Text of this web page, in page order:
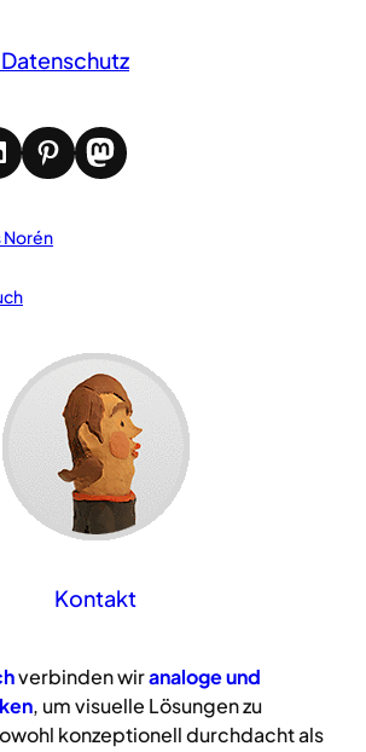
Pinterest Mastodon
Norén
Kontakt
verbinden wiranalogeund
, um visuelle Lösungen zu
konzeptionell durchdacht als